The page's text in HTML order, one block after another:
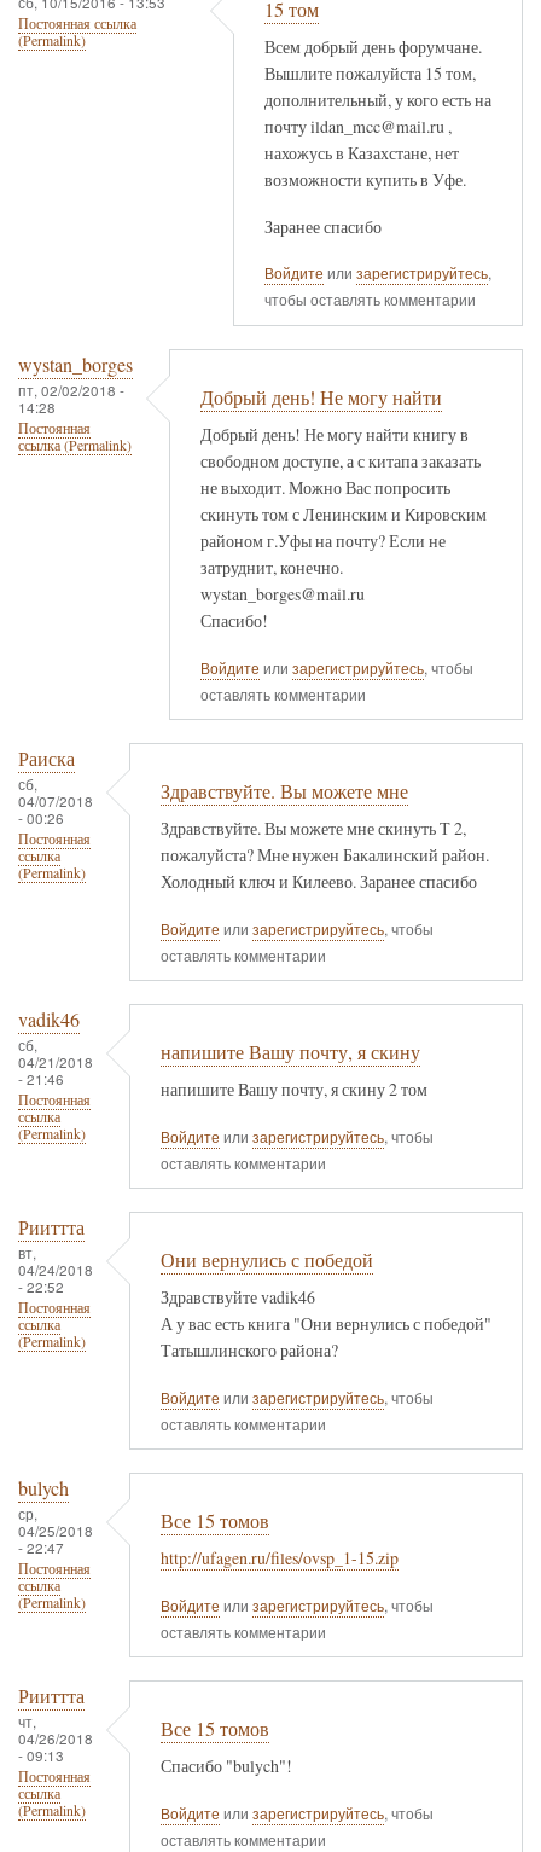
Постоянная ссылка
(Permalink)
15 том
Всем добрый день форумчане.
Вышлите пожалуйста 15 том,
дополнительный, у кого есть на
почту ildan_mcc@mail.ru ,
нахожусь в Казахстане, нет
возможности купить в Уфе.
Заранее спасибо
Войдите или зарегистрируйтесь,
чтобы оставлять комментарии
wystan_borges
пт, 02/02/2018 -
14:28
Постоянная
ссылка (Permalink)
Добрый день! Не могу найти
Добрый день! Не могу найти книгу в
свободном доступе, а с китапа заказать
не выходит. Можно Вас попросить
скинуть том с Ленинским и Кировским
районом г.Уфы на почту? Если не
затруднит, конечно.
wystan_borges@mail.ru
Спасибо!
Войдите или зарегистрируйтесь, чтобы
оставлять комментарии
Раиска
сб,
04/07/2018
- 00:26
Постоянная
ссылка
(Permalink)
Здравствуйте. Вы можете мне
Здравствуйте. Вы можете мне скинуть Т 2,
пожалуйста? Мне нужен Бакалинский район.
Холодный ключ и Килеево. Заранее спасибо
Войдите или зарегистрируйтесь, чтобы
оставлять комментарии
vadik46
сб,
04/21/2018
- 21:46
Постоянная
ссылка
(Permalink)
напишите Вашу почту, я скину
напишите Вашу почту, я скину 2 том
Войдите или зарегистрируйтесь, чтобы
оставлять комментарии
Рииттта
вт,
04/24/2018
- 22:52
Постоянная
ссылка
(Permalink)
Они вернулись с победой
Здравствуйте vadik46
А у вас есть книга "Они вернулись с победой"
Татышлинского района?
Войдите или зарегистрируйтесь, чтобы
оставлять комментарии
bulych
ср,
04/25/2018
- 22:47
Постоянная
ссылка
(Permalink)
Все 15 томов
http://ufagen.ru/files/ovsp_1-15.zip
Войдите или зарегистрируйтесь, чтобы
оставлять комментарии
Рииттта
чт,
04/26/2018
- 09:13
Постоянная
ссылка
(Permalink)
Все 15 томов
Спасибо "bulych"!
Войдите или зарегистрируйтесь, чтобы
оставлять комментарии